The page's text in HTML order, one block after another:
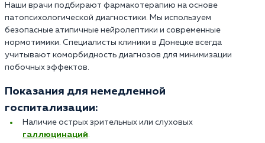
Наши врачи подбирают фармакотерапию на основе
патопсихологической диагностики. Мы используем
безопасные атипичные нейролептики и современные
нормотимики. Специалисты клиники в Донецке всегда
учитывают коморбидность диагнозов для минимизации
побочных эффектов.
Показания для немедленной
госпитализации:
Наличие острых зрительных или слуховых
галлюцинаций.